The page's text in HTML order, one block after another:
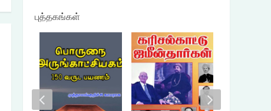
புத்தகங்கள்